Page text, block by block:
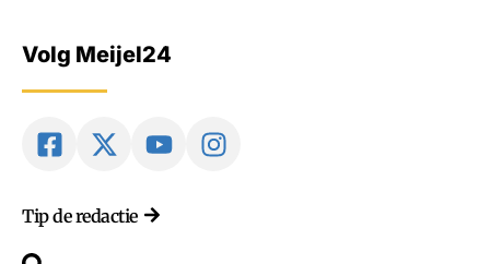
Volg Meijel24
Tip de redactie